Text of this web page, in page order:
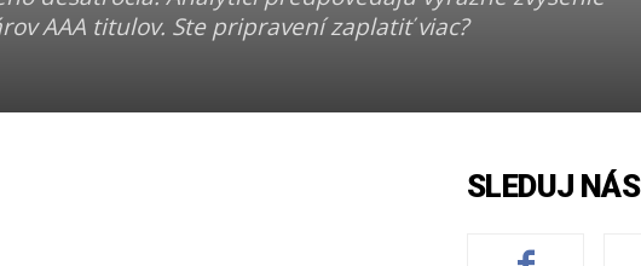
AAA titulov. Ste pripravení zaplatiť viac?
SLEDUJ NÁS